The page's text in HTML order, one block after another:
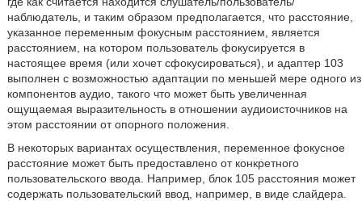
наблюдатель, и таким образом предполагается, что расстояние,
указанное переменным фокусным расстоянием, является
расстоянием, на котором пользователь фокусируется в
настоящее время (или хочет сфокусироваться), и адаптер 103
выполнен с возможностью адаптации по меньшей мере одного из
компонентов аудио, такого что может быть увеличенная
ощущаемая выразительность в отношении аудиоисточников на
этом расстоянии от опорного положения.
В некоторых вариантах осуществления, переменное фокусное
расстояние может быть предоставлено от конкретного
пользовательского ввода. Например, блок 105 расстояния может
содержать пользовательский ввод, например, в виде слайдера.